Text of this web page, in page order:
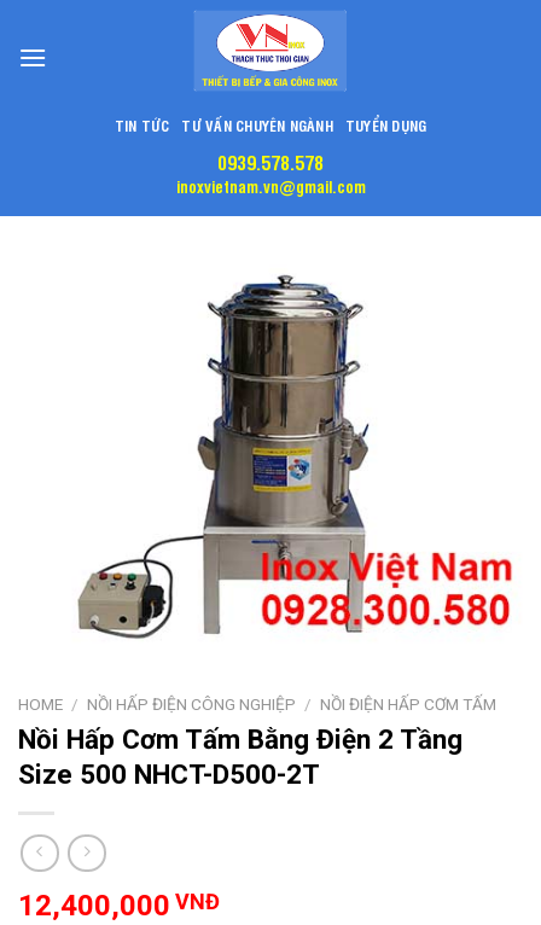
content
TIN TỨC TƯ VẤN CHUYÊN NGÀNH TUYỂN DỤNG
0939.578.578
inoxvietnam.vn@gmail.com
HOME / NỒI HẤP ĐIỆN CÔNG NGHIỆP / NỒI ĐIỆN HẤP CƠM TẤM
Nồi Hấp Cơm Tấm Bằng Điện 2 Tầng
Size 500 NHCT-D500-2T
12,400,000 VNĐ